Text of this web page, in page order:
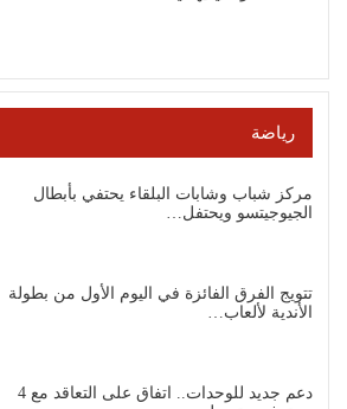
رياضة
مركز شباب وشابات البلقاء يحتفي بأبطال
الجيوجيتسو ويحتفل…
تتويج الفرق الفائزة في اليوم الأول من بطولة
الأندية لألعاب…
دعم جديد للوحدات.. اتفاق على التعاقد مع 4